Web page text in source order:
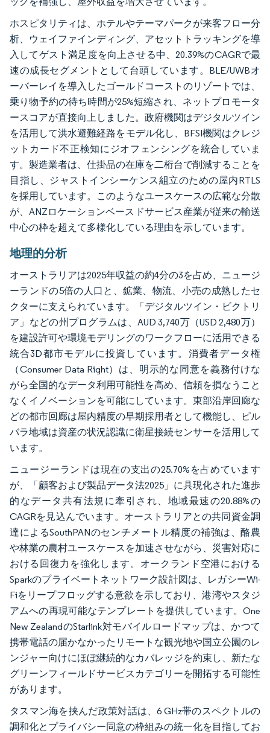
ホスピタリティは、ホテルやテーマパークが来客フロー分
析、ウェイファインディング、アセットトラッキングを導
入してゲスト満足度を向上させる中、20.39%のCAGRで最
速の成長セグメントとして台頭しています。BLE/UWBオ
ーバーレイを導入したゴールドコーストのリゾートでは、
乗り物予約の待ち時間が25%短縮され、ネットプロモータ
ースコアが直接向上しました。政府機関はデジタルツイン
を活用して洪水避難経路をモデル化し、BFSI機関はクレジ
ットカード不正検知にジオフェンシングを統合していま
す。製造業者は、仕掛品の在庫を二桁台で削減することを
目指し、ジャストインシーケンス組立のための屋内RTLS
を採用しています。このようなユースケースの広範な分散
が、ANZロケーションベースドサービス産業が従来の輸送
中心の枠を超えて多様化している理由を示しています。
地理的分析
オーストラリアは2025年収益の約4分の3を占め、ニュージ
ーランドの5倍の人口と、鉱業、物流、小売の成熟したセ
クターに支えられています。「デジタルツイン・ビクトリ
ア」などの州プログラムは、AUD 3,740万（USD 2,480万）
を建設許可や環境モデリングのワークフローに活用できる
統合3D都市モデルに投資しています。消費者データ権
（Consumer Data Right）は、明示的な同意を義務付けな
がら全国的なデータ利用可能性を高め、信頼を損なうこと
なくイノベーションを可能にしています。東部沿岸回廊な
どの都市回廊は屋内精度の早期採用者として機能し、ピル
バラ地域は資産の状況認識に衛星接続センサーを活用して
います。
ニュージーランドは現在の支出の25.70%を占めています
が、「顧客および製品データ法2025」に具現化された進歩
的なデータ共有法規に牽引され、地域最速の20.88%の
CAGRを見込んでいます。オーストラリアとの共同資金調
達によるSouthPANのセンチメートル精度の補強は、酪農
や林業の農村ユースケースを加速させながら、災害対応に
おける回復力を強化します。オークランド空港における
Sparkのプライベートネットワーク設計図は、レガシーWi-
Fiをリープフロッグする意欲を示しており、港湾やスタジ
アムへの再現可能なテンプレートを提供しています。One
New ZealandのStarlink対モバイルロードマップは、かつて
携帯電話の届かなかったリモートな観光地や国立公園のレ
ンジャー向けにほぼ継続的なカバレッジを約束し、新たな
グリーンフィールドサービスカテゴリーを開拓する可能性
があります。
タスマン海を挟んだ政策対話は、6 GHz帯のスペクトルの
調和化とプライバシー同意の枠組みの統一化を目指してお